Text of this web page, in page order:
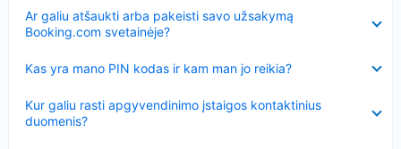
Ar galiu atšaukti arba pakeisti savo užsakymą
Booking.com svetainėje?
Kas yra mano PIN kodas ir kam man jo reikia?
Kur galiu rasti apgyvendinimo įstaigos kontaktinius
duomenis?